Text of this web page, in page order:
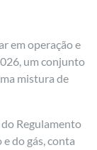
em operação e
um conjunto
mistura de
Regulamento
do gás, conta